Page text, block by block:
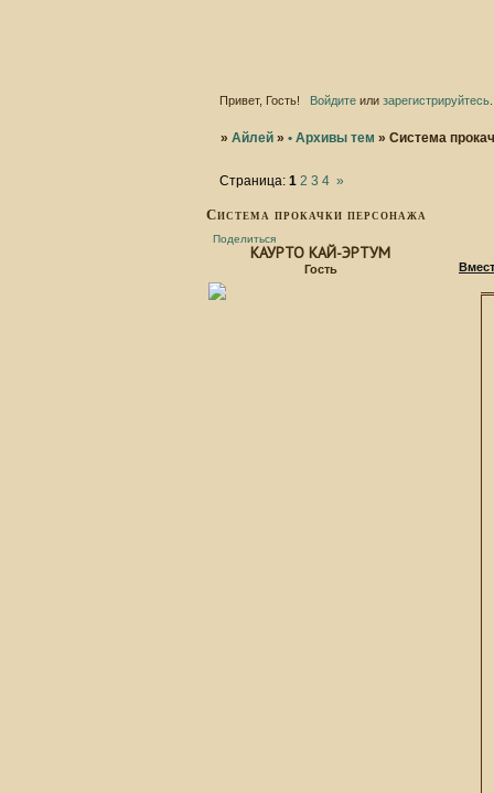
Привет, Гость! Войдитеили зарегистрируйтесь.
»Айлей »• Архивы тем »Система
Система прокачки персонажа
Страница:1 2 3 4 »
Поделиться
КАУРТО КАЙ-ЭРТУМ
Гость